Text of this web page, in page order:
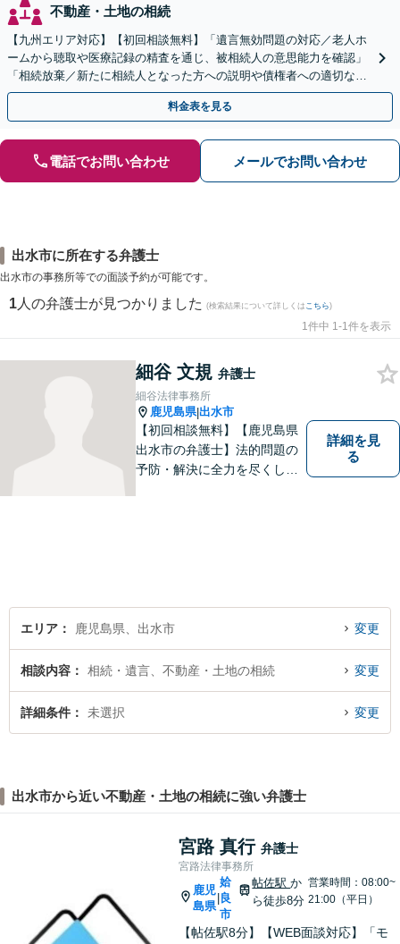
不動産・土地の相続
【九州エリア対応】【初回相談無料】「遺言無効問題の対応／老人ホ
ームから聴取や医療記録の精査を通じ、被相続人の意思能力を確認」
「相続放棄／新たに相続人となった方への説明や債権者への適切な対
応まで、きめ細やかにサポート」【休日・夜間相談可】
料金表を見る
電話でお問い合わせ メールでお問い合わせ
出水市に所在する弁護士
出水市の事務所等での面談予約が可能です。
1 人の弁護士が見つかりました (検索結果について詳しくは こちら)
1件中 1-1件を表示
細谷 文規 弁護士
細谷法律事務所
鹿児島県|出水市
【初回相談無料】【鹿児島県
出水市の弁護士】法的問題の
予防・解決に全力を尽くしま
詳細を見
る
エリア 鹿児島県、出水市 変更
相談内容 相続・遺言、不動産・土地の相続 変更
詳細条件 未選択 変更
出水市から近い不動産・土地の相続に強い弁護士
宮路 真行 弁護士
宮路法律事務所
鹿児
島県
姶
良
市
帖佐駅か
ら徒歩8分
営業時間：08:00~
21:00（平日）
【帖佐駅8分】【WEB面談対応】「モ